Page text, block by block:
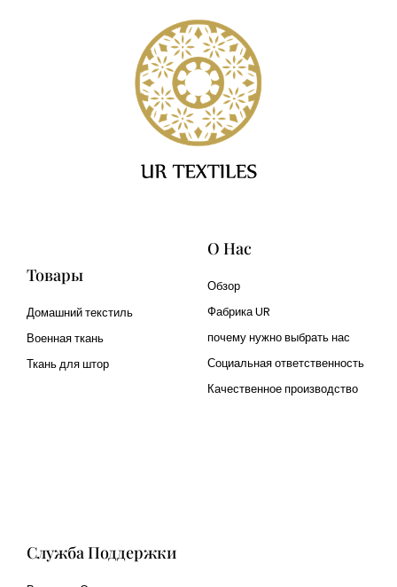
Товары
Домашний текстиль
Военная ткань
Ткань для штор
О Нас
Обзор
Фабрика UR
почему нужно выбрать нас
Социальная ответственность
Качественное производство
Служба Поддержки